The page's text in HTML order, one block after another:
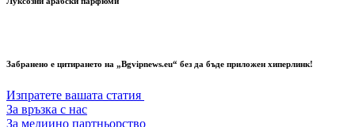
Забранено е цитирането на „Bgvipnews.eu“ без да бъде приложен хиперлинк!
Изпратете вашата статия
За връзка с нас
За медиино партньорство